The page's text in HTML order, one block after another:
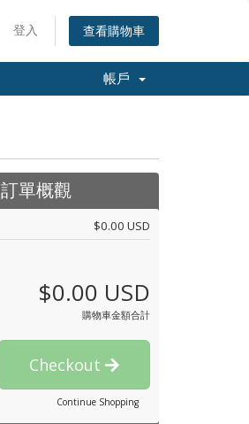
登入 查看購物車
帳戶
訂單概觀
$0.00 USD
$0.00 USD
購物車金額合計
Checkout
Continue Shopping